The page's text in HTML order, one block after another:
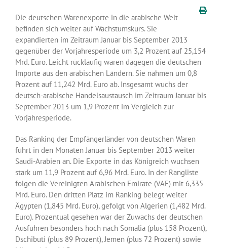
Die deutschen Warenexporte in die arabische Welt
befinden sich weiter auf Wachstumskurs. Sie
expandierten im Zeitraum Januar bis September 2013
gegenüber der Vorjahresperiode um 3,2 Prozent auf 25,154
Mrd. Euro. Leicht rückläufig waren dagegen die deutschen
Importe aus den arabischen Ländern. Sie nahmen um 0,8
Prozent auf 11,242 Mrd. Euro ab. Insgesamt wuchs der
deutsch-arabische Handelsaustausch im Zeitraum Januar bis
September 2013 um 1,9 Prozent im Vergleich zur
Vorjahresperiode.
Das Ranking der Empfängerländer von deutschen Waren
führt in den Monaten Januar bis September 2013 weiter
Saudi-Arabien an. Die Exporte in das Königreich wuchsen
stark um 11,9 Prozent auf 6,96 Mrd. Euro. In der Rangliste
folgen die Vereinigten Arabischen Emirate (VAE) mit 6,335
Mrd. Euro. Den dritten Platz im Ranking belegt weiter
Ägypten (1,845 Mrd. Euro), gefolgt von Algerien (1,482 Mrd.
Euro). Prozentual gesehen war der Zuwachs der deutschen
Ausfuhren besonders hoch nach Somalia (plus 158 Prozent),
Dschibuti (plus 89 Prozent), Jemen (plus 72 Prozent) sowie